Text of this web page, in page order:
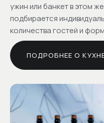
ужин или банкет в этом
подбирается
количества гостей и
ПОДРОБНЕЕ О